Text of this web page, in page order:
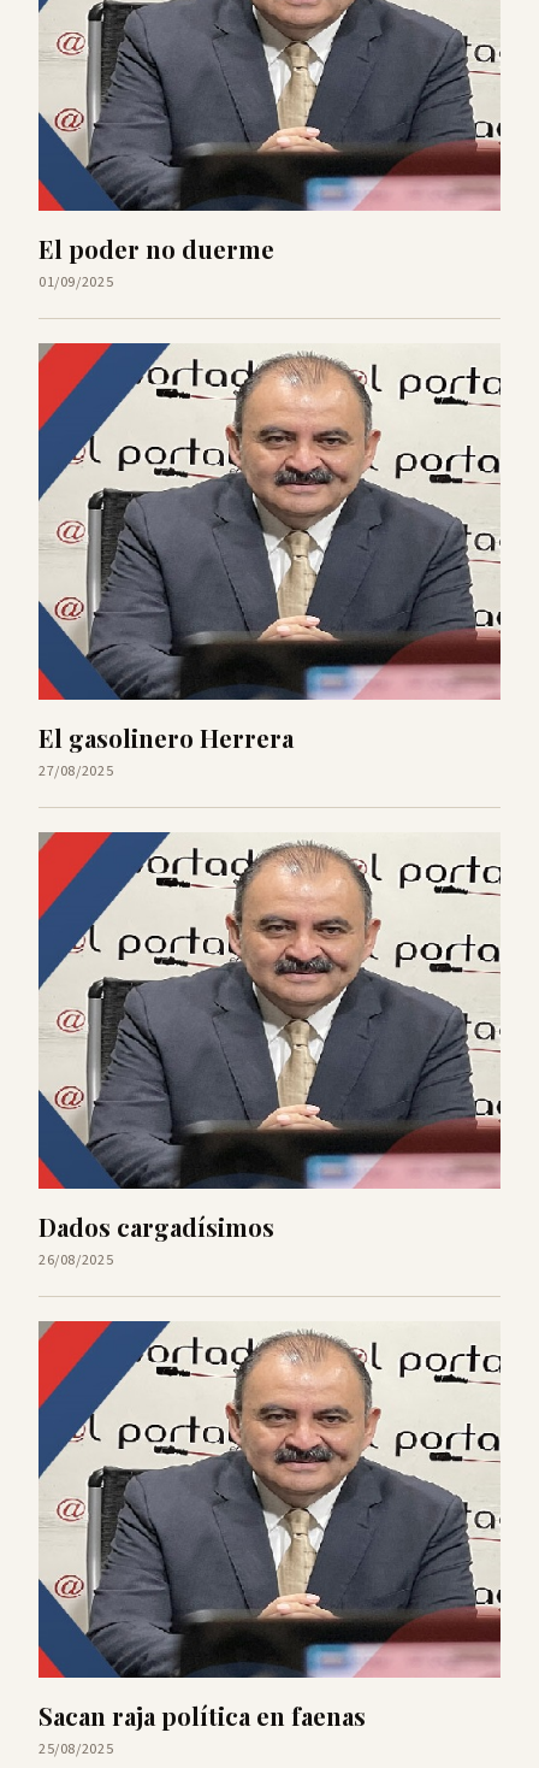
El poder no duerme
01/09/2025
El gasolinero Herrera
27/08/2025
Dados cargadísimos
26/08/2025
Sacan raja política en faenas
25/08/2025